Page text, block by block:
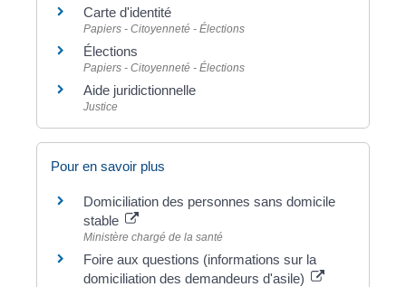
Carte d'identité
Papiers - Citoyenneté - Élections
Élections
Papiers - Citoyenneté - Élections
Aide juridictionnelle
Justice
Pour en savoir plus
Domiciliation des personnes sans domicile
stable
Ministère chargé de la santé
Foire aux questions (informations sur la
domiciliation des demandeurs d'asile)